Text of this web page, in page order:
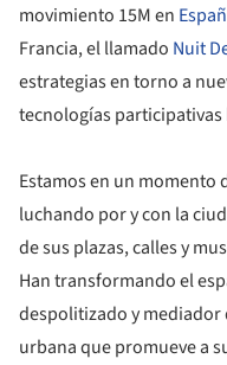
movimiento 15M en
Francia, el llamado Nuit
estrategias en torno a
tecnologías participativas
Estamos en un momento
luchando por y con la
de sus plazas, calles y
Han transformando el
despolitizado y
urbana que promueve a